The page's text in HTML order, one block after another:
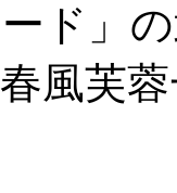
ード」
風芙